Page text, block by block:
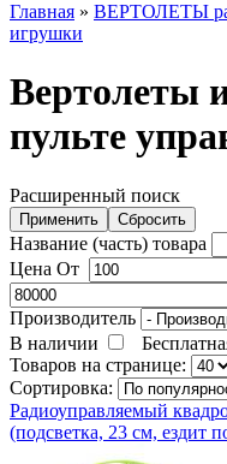
Главная » ВЕРТОЛЕТЫ
игрушки
Вертолеты
пульте
Расширенный поиск
Название (часть) товара
Цена От
Производитель
В наличии
Товаров на странице:
Сортировка:
Радиоуправляемый
(подсветка, 23 см, ездит